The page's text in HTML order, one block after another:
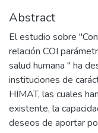
Abstract
El estudio sobre
relación COI
salud humana " ha
instituciones de
HIMAT, las cuales
existente, la
deseos de aportar